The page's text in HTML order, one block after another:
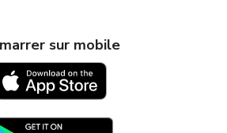
with Windows and Mac
Buy Now
sur mobile